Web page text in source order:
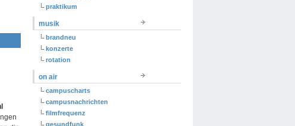
praktikum
musik
brandneu
konzerte
rotation
on air
campuscharts
campusnachrichten
filmfrequenz
gesundfunk